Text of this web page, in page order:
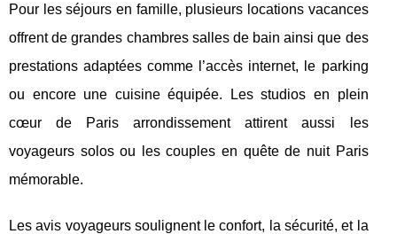
Pour les séjours en famille, plusieurs locations vacances
offrent de grandes chambres salles de bain ainsi que des
prestations adaptées comme l’accès internet, le parking
ou encore une cuisine équipée. Les studios en plein
cœur de Paris arrondissement attirent aussi les
voyageurs solos ou les couples en quête de nuit Paris
mémorable.
Les avis voyageurs soulignent le confort, la sécurité, et la